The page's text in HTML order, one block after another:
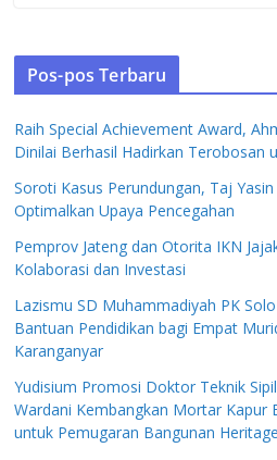
Pos-pos Terbaru
Raih Special Achievement Award,
Dinilai Berhasil Hadirkan Terobosan
Soroti Kasus Perundungan, Taj
Optimalkan Upaya Pencegahan
Pemprov Jateng dan Otorita IKN
Kolaborasi dan Investasi
Lazismu SD Muhammadiyah PK
Bantuan Pendidikan bagi Empat
Karanganyar
Yudisium Promosi Doktor Teknik
Wardani Kembangkan Mortar Kapur
untuk Pemugaran Bangunan Heritage